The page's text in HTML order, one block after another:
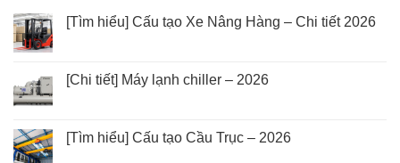
[Tìm hiểu] Cấu tạo Xe Nâng Hàng – Chi tiết 2026
[Chi tiết] Máy lạnh chiller – 2026
[Tìm hiểu] Cấu tạo Cầu Trục – 2026